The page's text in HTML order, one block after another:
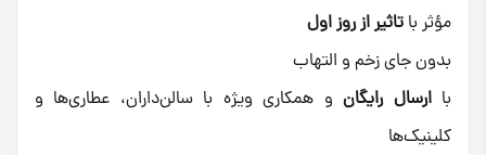
مؤثر با تاثیر از روز اول
بدون جای زخم و التهاب
باارسال رایگانو همکاری ویژه با سالن‌داران، عطاری‌ها و
کلینیک‌ها